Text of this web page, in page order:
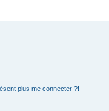
plus me connecter ?!